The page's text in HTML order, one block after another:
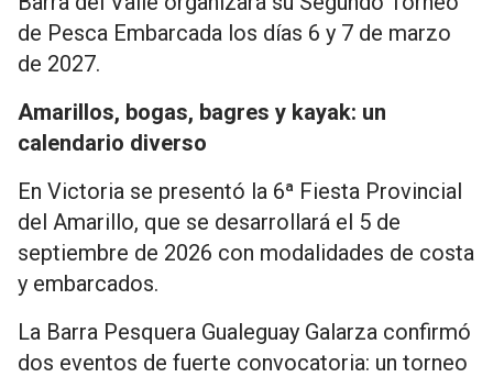
de Pesca Embarcada los días 6 y 7 de marzo
de 2027.
Amarillos, bogas, bagres y kayak: un
calendario diverso
En Victoria se presentó la 6ª Fiesta Provincial
del Amarillo, que se desarrollará el 5 de
septiembre de 2026 con modalidades de costa
y embarcados.
La Barra Pesquera Gualeguay Galarza confirmó
dos eventos de fuerte convocatoria: un torneo